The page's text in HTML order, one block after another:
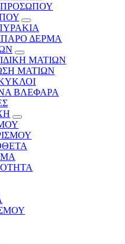
ΔΕΡΜΑ
ΜΑΤΙΩΝ
ΜΑΤΙΩΝ
ΒΛΕΦΑΡΑ